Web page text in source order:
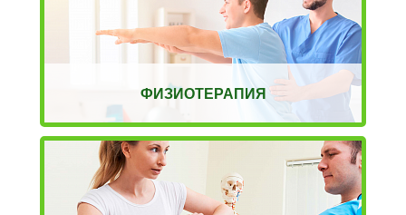
ФИЗИОТЕРАПИЯ